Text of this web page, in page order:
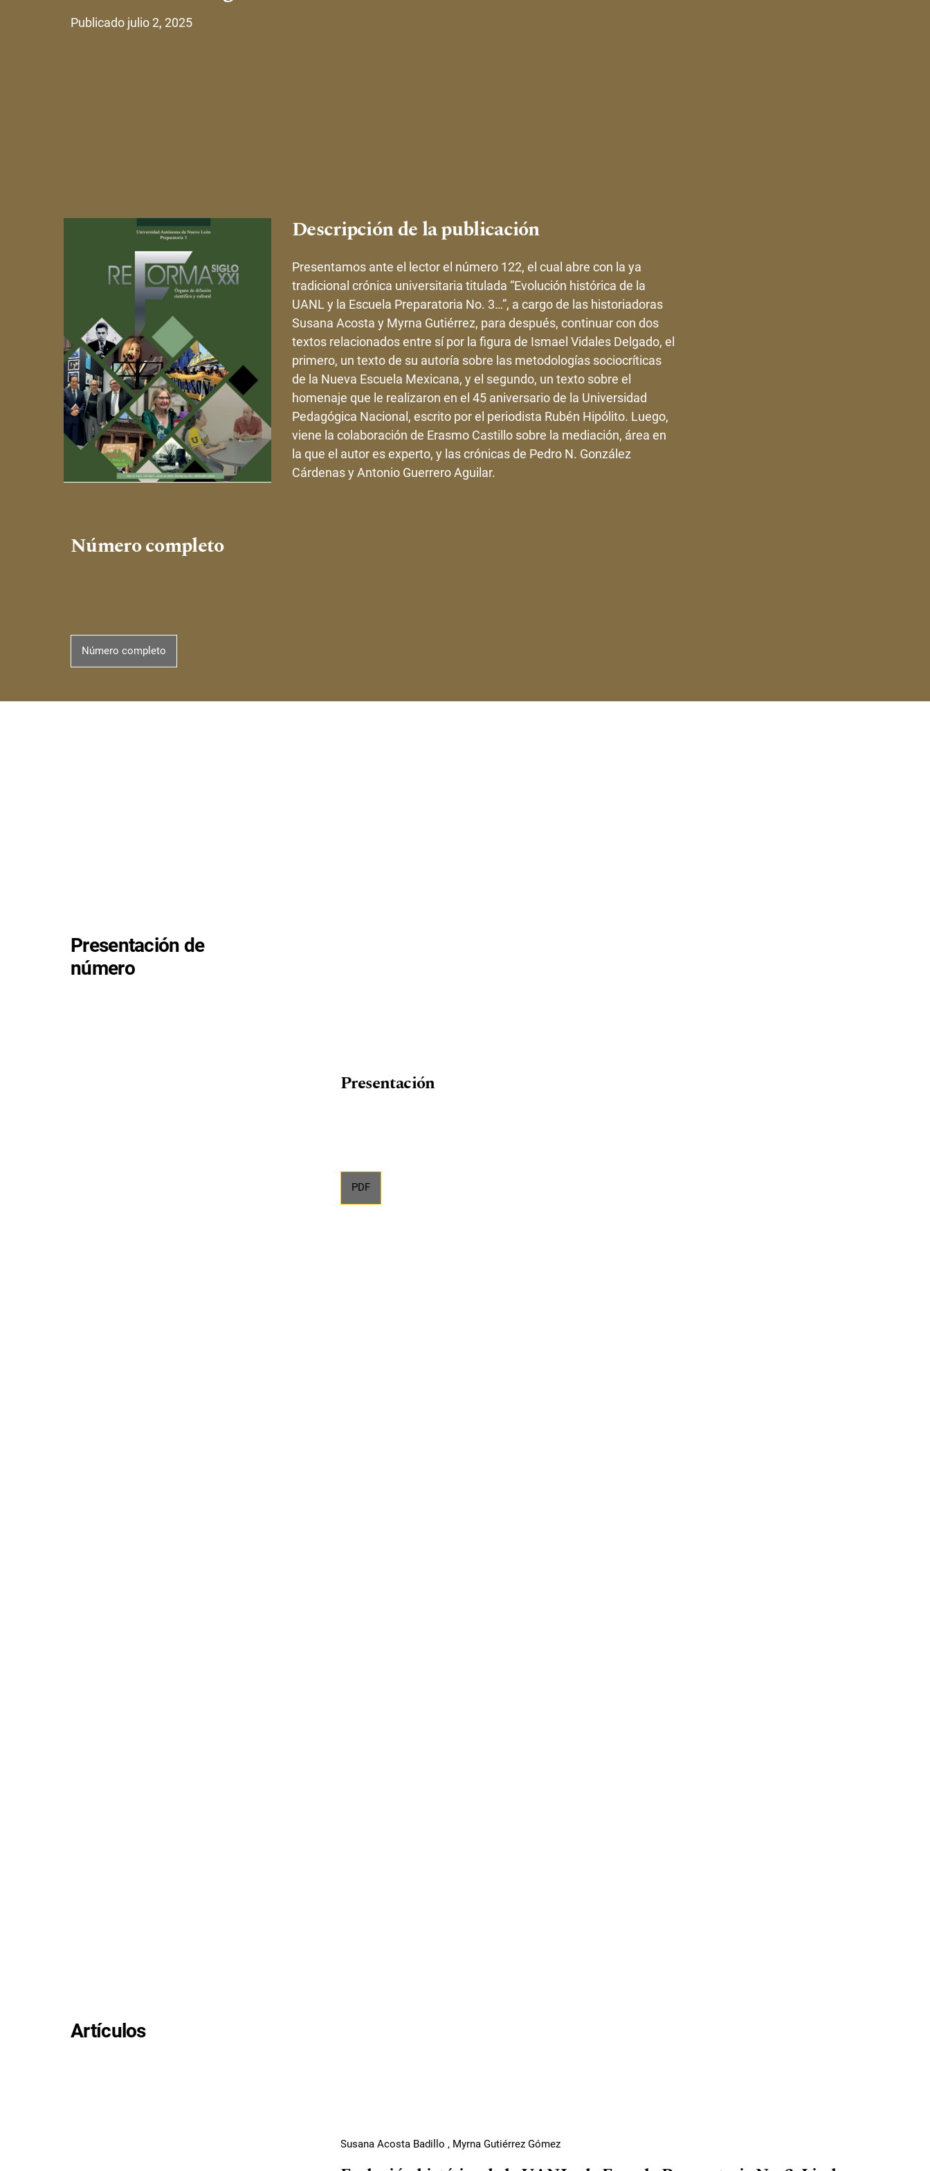
Publicado julio 2, 2025
Descripción de la publicación
Presentamos ante el lector el número 122, el cual abre con la ya
tradicional crónica universitaria titulada “Evolución histórica de la
UANL y la Escuela Preparatoria No. 3…”, a cargo de las historiadoras
Susana Acosta y Myrna Gutiérrez, para después, continuar con dos
textos relacionados entre sí por la figura de Ismael Vidales Delgado, el
primero, un texto de su autoría sobre las metodologías sociocríticas
de la Nueva Escuela Mexicana, y el segundo, un texto sobre el
homenaje que le realizaron en el 45 aniversario de la Universidad
Pedagógica Nacional, escrito por el periodista Rubén Hipólito. Luego,
viene la colaboración de Erasmo Castillo sobre la mediación, área en
la que el autor es experto, y las crónicas de Pedro N. González
Cárdenas y Antonio Guerrero Aguilar.
Número completo
Número completo
Presentación de
número
Presentación
PDF
Artículos
Susana Acosta Badillo , Myrna Gutiérrez Gómez